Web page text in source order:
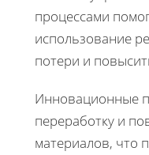
процессами
использование
потери и
Инновационные
переработку и
материалов, что